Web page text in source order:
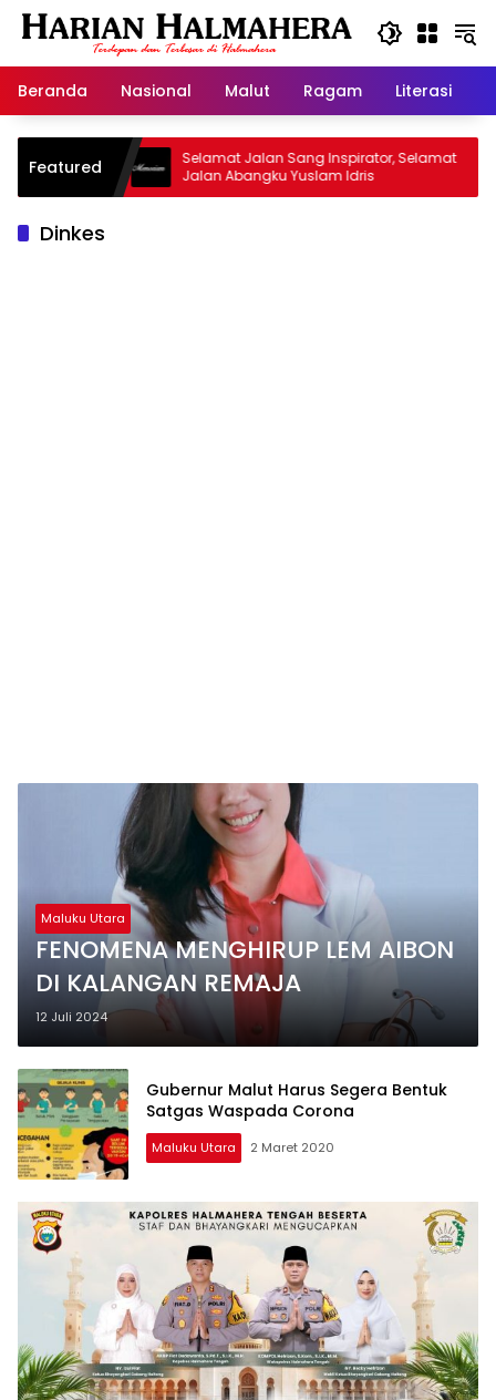
Langsung
Beranda
Nasional Malut Ragam Literasi
Featured
Warisan
Selamat Jalan Sang Inspirator, Selamat
Jalan Abangku Yuslam Idris
Dinkes
Maluku Utara
FENOMENA MENGHIRUP LEM AIBON
DI KALANGAN REMAJA
12 Juli 2024
Gubernur Malut Harus Segera Bentuk
Satgas Waspada Corona
Maluku Utara 2 Maret 2020